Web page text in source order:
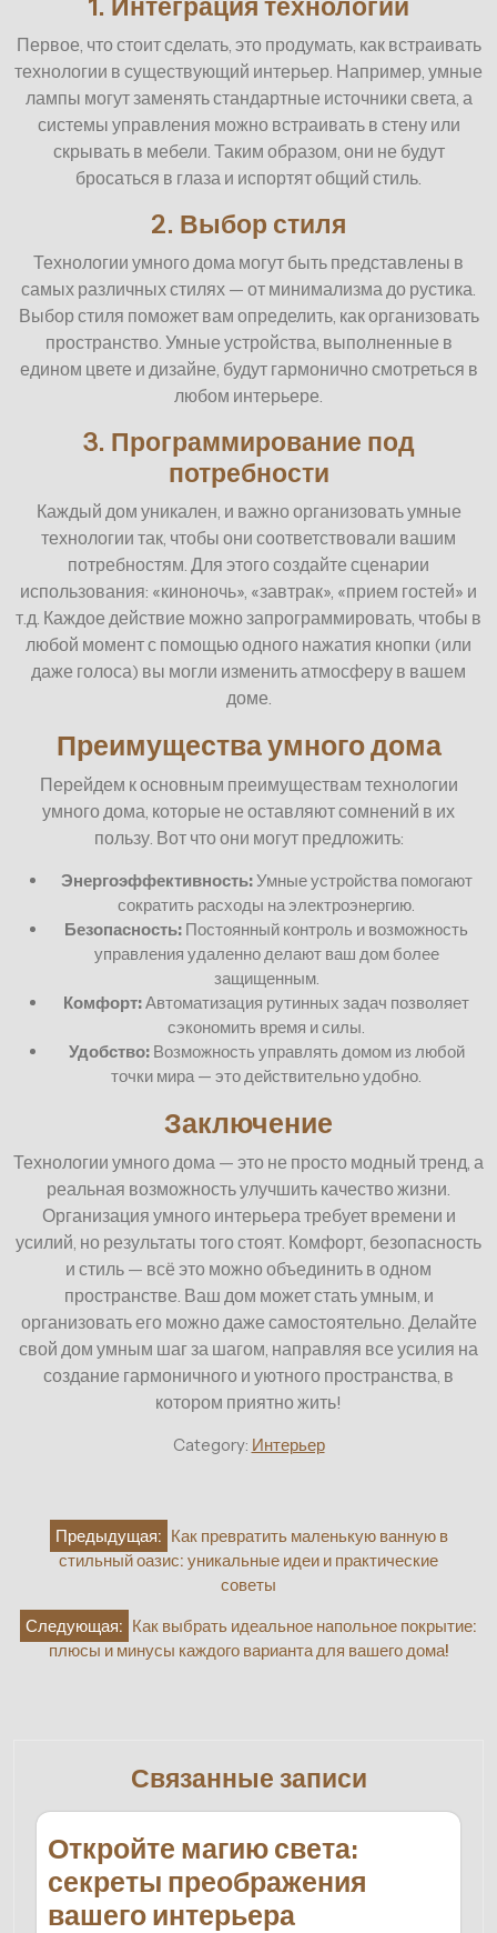
Первое, что стоит сделать, это продумать, как встраивать
технологии в существующий интерьер. Например, умные
лампы могут заменять стандартные источники света, а
системы управления можно встраивать в стену или
скрывать в мебели. Таким образом, они не будут
бросаться в глаза и испортят общий стиль.
2. Выбор стиля
Технологии умного дома могут быть представлены в
самых различных стилях — от минимализма до рустика.
Выбор стиля поможет вам определить, как организовать
пространство. Умные устройства, выполненные в
едином цвете и дизайне, будут гармонично смотреться в
любом интерьере.
3. Программирование под
потребности
Каждый дом уникален, и важно организовать умные
технологии так, чтобы они соответствовали вашим
потребностям. Для этого создайте сценарии
использования: «киноночь», «завтрак», «прием гостей» и
т.д. Каждое действие можно запрограммировать, чтобы в
любой момент с помощью одного нажатия кнопки (или
даже голоса) вы могли изменить атмосферу в вашем
доме.
Преимущества умного дома
Перейдем к основным преимуществам технологии
умного дома, которые не оставляют сомнений в их
пользу. Вот что они могут предложить:
Энергоэффективность:Умные устройства помогают
сократить расходы на электроэнергию.
Безопасность: Постоянный контроль и возможность
управления удаленно делают ваш дом более
защищенным.
Комфорт:Автоматизация рутинных задач позволяет
сэкономить время и силы.
Удобство:Возможность управлять домом из любой
точки мира — это действительно удобно.
Заключение
Технологии умного дома — это не просто модный тренд, а
реальная возможность улучшить качество жизни.
Организация умного интерьера требует времени и
усилий, но результаты того стоят. Комфорт, безопасность
и стиль — всё это можно объединить в одном
пространстве. Ваш дом может стать умным, и
организовать его можно даже самостоятельно. Делайте
свой дом умным шаг за шагом, направляя все усилия на
создание гармоничного и уютного пространства, в
котором приятно жить!
Category: Интерьер
Навигация
Предыдущая: Как превратить маленькую ванную в
стильный оазис: уникальные идеи и практические
советы
Следующая: Как выбрать идеальное напольное покрытие:
плюсы и минусы каждого варианта для вашего дома!
Связанные записи
Откройте магию света:
секреты преображения
вашего интерьера